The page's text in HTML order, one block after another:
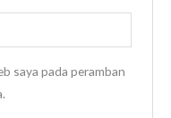
saya pada peramban